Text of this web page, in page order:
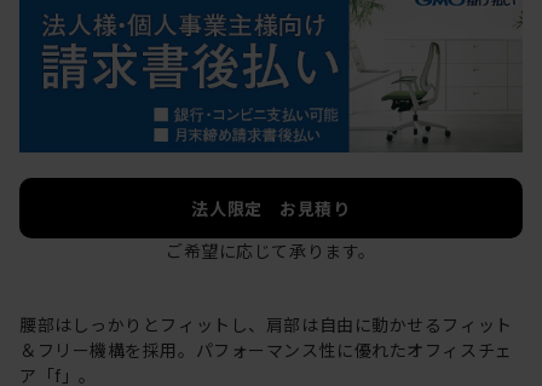
法人限定 お見積り
ご希望に応じて承ります。
腰部はしっかりとフィットし、肩部は自由に動かせるフィット
＆フリー機構を採用。パフォーマンス性に優れたオフィスチェ
ア「f」。